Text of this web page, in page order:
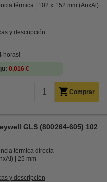
térmica
102 x 152 mm (AnxAl)
y descripción
horas!
0,016 €
Comprar
GLS (800264-605) 102
térmica directa
25 mm
y descripción